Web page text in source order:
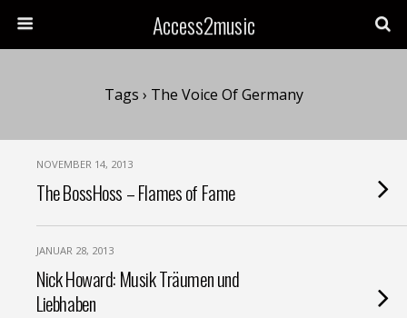
Access2music
Tags › The Voice Of Germany
NOVEMBER 14, 2013
The BossHoss – Flames of Fame
JANUAR 28, 2013
Nick Howard: Musik Träumen und
Liebhaben